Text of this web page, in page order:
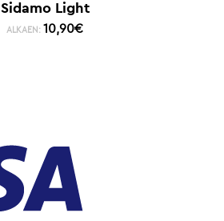
Sidamo Light
ALKAEN: 10,90€